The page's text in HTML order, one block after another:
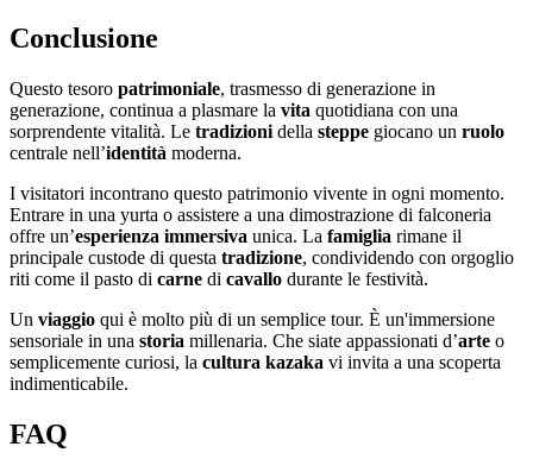
Conclusione
Questo tesoro patrimoniale, trasmesso di generazione in
generazione, continua a plasmare la vita quotidiana con una
sorprendente vitalità. Le tradizioni della steppe giocano un ruolo
centrale nell’identità moderna.
I visitatori incontrano questo patrimonio vivente in ogni momento.
Entrare in una yurta o assistere a una dimostrazione di falconeria
offre un’esperienza immersiva unica. La famiglia rimane il
principale custode di questa tradizione, condividendo con orgoglio
riti come il pasto di carne di cavallo durante le festività.
Un viaggio qui è molto più di un semplice tour. È un'immersione
sensoriale in una storia millenaria. Che siate appassionati d’arte o
semplicemente curiosi, la cultura kazaka vi invita a una scoperta
indimenticabile.
FAQ